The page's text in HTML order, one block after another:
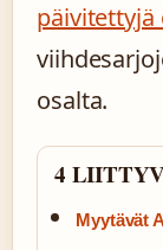
päivitettyjä
osalta.
4
Myytävät